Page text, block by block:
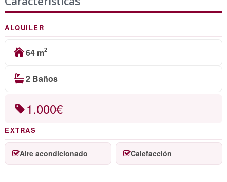
ALQUILER
64 m2
2 Baños
1.000€
EXTRAS
Aire acondicionado Calefacción